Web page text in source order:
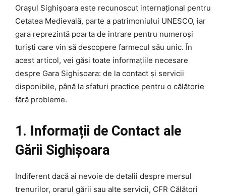
Orașul Sighișoara este recunoscut internațional pentru
Cetatea Medievală, parte a patrimoniului UNESCO, iar
gara reprezintă poarta de intrare pentru numeroși
turiști care vin să descopere farmecul său unic. În
acest articol, vei găsi toate informațiile necesare
despre Gara Sighișoara: de la contact și servicii
disponibile, până la sfaturi practice pentru o călătorie
fără probleme.
1. Informații de Contact ale
Gării Sighișoara
Indiferent dacă ai nevoie de detalii despre mersul
trenurilor, orarul gării sau alte servicii, CFR Călători